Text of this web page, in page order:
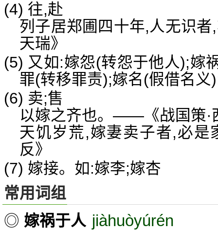
(4) 往,赴
列子居郑圃四十年,人无识
天瑞》
(5) 又如:嫁怨(转怨于他人);嫁
罪(转移罪责);嫁名(假借名义
(6) 卖;售
以嫁之齐也。——《战国策·
天饥岁荒,嫁妻卖子者,必
反》
(7) 嫁接。如:嫁李;嫁杏
常用词组
◎ 嫁祸于人 jiàhuòyúrén